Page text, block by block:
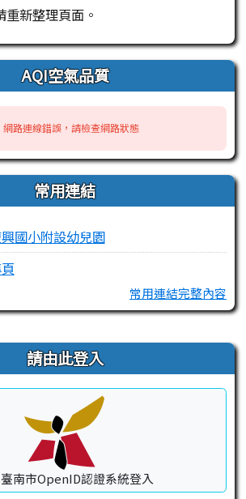
新整理頁面。
AQI空氣品質
路連線錯誤，請檢查網路狀態
常用連結
國小附設幼兒園
常用連結完整內容
請由此登入
南市OpenID認證系統登入